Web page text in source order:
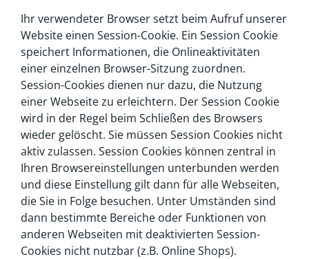
Ihr verwendeter Browser setzt beim Aufruf unserer
Website einen Session-Cookie. Ein Session Cookie
speichert Informationen, die Onlineaktivitäten
einer einzelnen Browser-Sitzung zuordnen.
Session-Cookies dienen nur dazu, die Nutzung
einer Webseite zu erleichtern. Der Session Cookie
wird in der Regel beim Schließen des Browsers
wieder gelöscht. Sie müssen Session Cookies nicht
aktiv zulassen. Session Cookies können zentral in
Ihren Browsereinstellungen unterbunden werden
und diese Einstellung gilt dann für alle Webseiten,
die Sie in Folge besuchen. Unter Umständen sind
dann bestimmte Bereiche oder Funktionen von
anderen Webseiten mit deaktivierten Session-
Cookies nicht nutzbar (z.B. Online Shops).